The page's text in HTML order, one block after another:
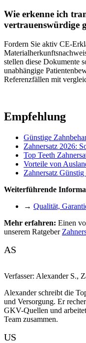
Wie erkenne ich
vertrauenswürdige
Fordern Sie aktiv CE-
stellen diese Dokumente
unabhängige
Referenzfällen mit
Empfehlung
Günstige
Zahnersatz 2026:
Top Teeth
Vorteile von
Zahnersatz
Weiterführende
→ Qualität,
Mehr erfahren: Einen
unserem Ratgeber
AS
Verfasser: Alexander S.,
Alexander schreibt die
und Versorgung. Er
GKV-Quellen und
Team zusammen.
US